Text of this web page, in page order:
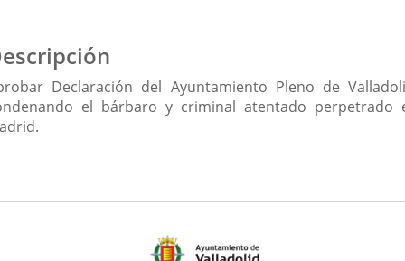
Declaración del Ayuntamiento Pleno de
el bárbaro y criminal atentado perpetrado